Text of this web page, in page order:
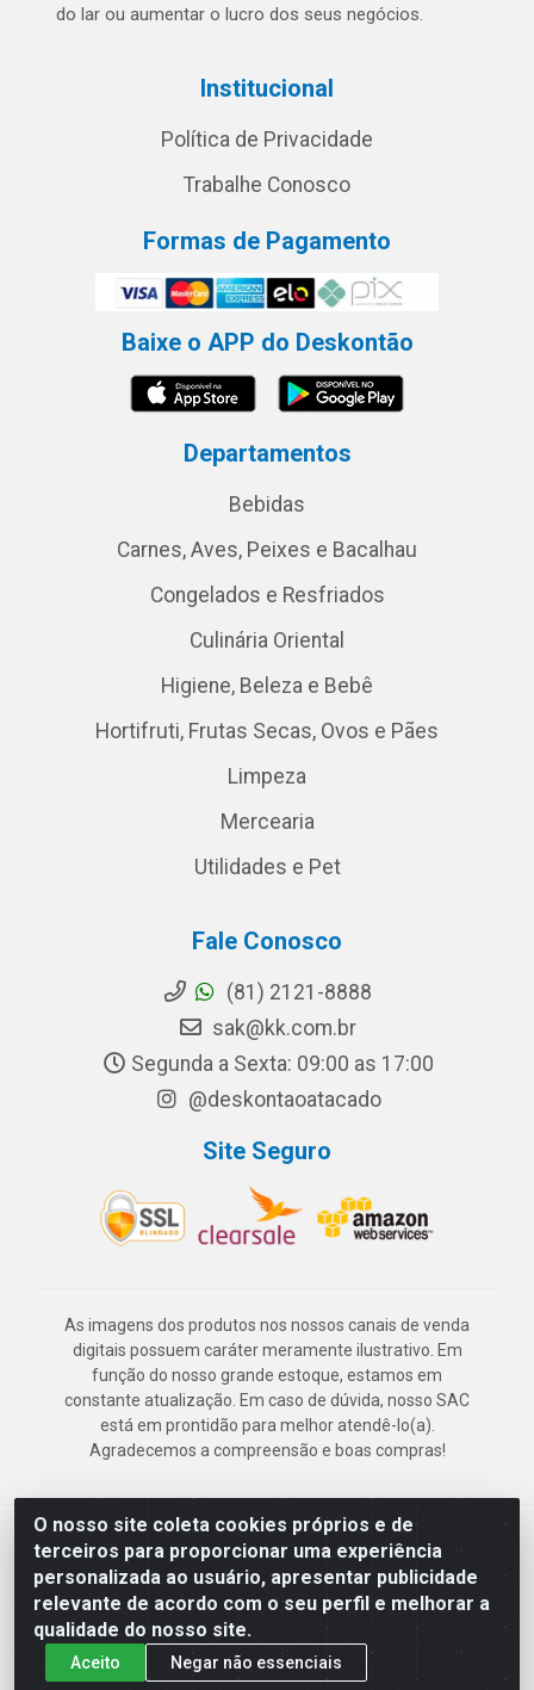
O nosso site coleta cookies próprios e de
terceiros para proporcionar uma experiência
personalizada ao usuário, apresentar publicidade
relevante de acordo com o seu perfil e melhorar a
qualidade do nosso site.
Aceito Negar não essenciais
do lar ou aumentar o lucro dos seus negócios.
Institucional
Política de Privacidade
Trabalhe Conosco
Formas de Pagamento
Baixe o APP do Deskontão
Departamentos
Bebidas
Carnes, Aves, Peixes e Bacalhau
Congelados e Resfriados
Culinária Oriental
Higiene, Beleza e Bebê
Hortifruti, Frutas Secas, Ovos e Pães
Limpeza
Mercearia
Utilidades e Pet
Fale Conosco
(81) 2121-8888
sak@kk.com.br
Segunda a Sexta: 09:00 as 17:00
@deskontaoatacado
Site Seguro
As imagens dos produtos nos nossos canais de venda
digitais possuem caráter meramente ilustrativo. Em
função do nosso grande estoque, estamos em
constante atualização. Em caso de dúvida, nosso SAC
está em prontidão para melhor atendê-lo(a).
Agradecemos a compreensão e boas compras!
Deskontão Atacado - Av. Marechal Mascarenhas de Morais, 2471 -
Imbiribeira - Recife/PE - CEP 51.150-001 - CNPJ 24.150.377/0003-
57